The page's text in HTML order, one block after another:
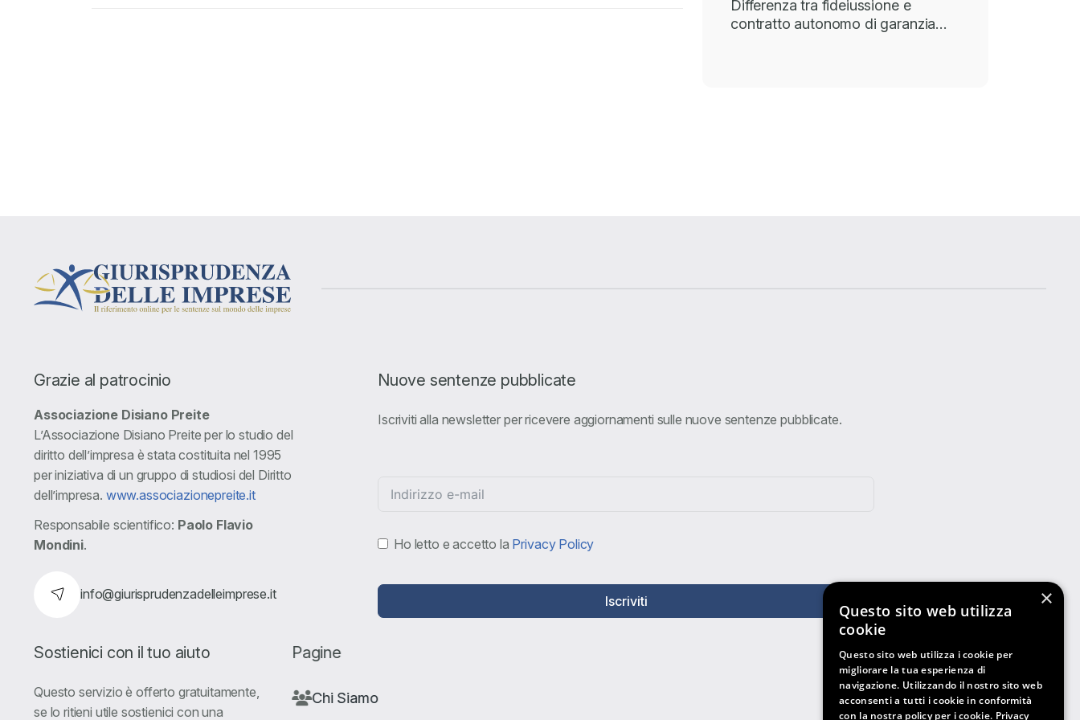
Differenza tra fideiussione e
contratto autonomo di garanzia…
Grazie al patrocinio
Associazione Disiano Preite
L’Associazione Disiano Preite per lo studio del
diritto dell’impresa è stata costituita nel 1995
per iniziativa di un gruppo di studiosi del Diritto
dell’impresa. www.associazionepreite.it
Responsabile scientifico: Paolo Flavio
Mondini.
info@giurisprudenzadelleimprese.it
Nuove sentenze pubblicate
Iscriviti alla newsletter per ricevere aggiornamenti sulle nuove sentenze pubblicate.
Ho letto e accetto la Privacy Policy
Iscriviti
Sostienici con il tuo aiuto
Questo servizio è offerto gratuitamente,
se lo ritieni utile sostienici con una
Pagine
Chi Siamo
×
Questo sito web utilizza
cookie
Questo sito web utilizza i cookie per
migliorare la tua esperienza di
navigazione. Utilizzando il nostro sito web
acconsenti a tutti i cookie in conformità
con la nostra policy per i cookie. Privacy